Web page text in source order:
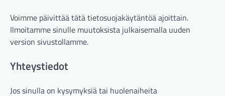
Voimme päivittää tätä tietosuojakäytäntöä ajoittain.
Ilmoitamme sinulle muutoksista julkaisemalla uuden
version sivustollamme.
Yhteystiedot
Jos sinulla on kysymyksiä tai huolenaiheita